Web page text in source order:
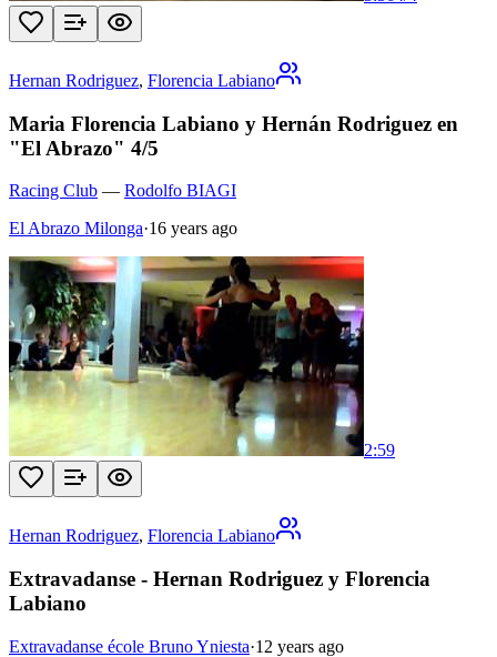
Hernan Rodriguez, Florencia Labiano
Maria Florencia Labiano y Hernán Rodriguez en
"El Abrazo" 4/5
Racing Club — Rodolfo BIAGI
El Abrazo Milonga·16 years ago
2:59
Hernan Rodriguez, Florencia Labiano
Extravadanse - Hernan Rodriguez y Florencia
Labiano
Extravadanse école Bruno Yniesta·12 years ago